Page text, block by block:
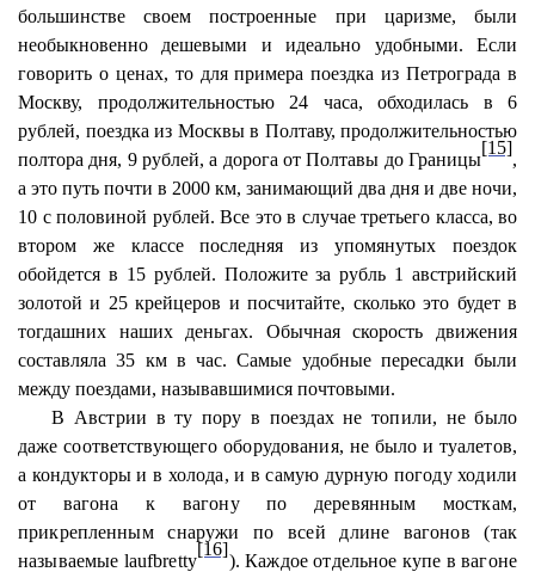
большинстве своем построенные при царизме, были
необыкновенно дешевыми и идеально удобными. Если
говорить о ценах, то для примера поездка из Петрограда в
Москву, продолжительностью 24 часа, обходилась в 6
рублей, поездка из Москвы в Полтаву, продолжительностью
полтора дня, 9 рублей, а дорога от Полтавы до Границы
[15]
,
а это путь почти в 2000 км, занимающий два дня и две ночи,
10 с половиной рублей. Все это в случае третьего класса, во
втором же классе последняя из упомянутых поездок
обойдется в 15 рублей. Положите за рубль 1 австрийский
золотой и 25 крейцеров и посчитайте, сколько это будет в
тогдашних наших деньгах. Обычная скорость движения
составляла 35 км в час. Самые удобные пересадки были
между поездами, называвшимися почтовыми.
В Австрии в ту пору в поездах не топили, не было
даже соответствующего оборудования, не было и туалетов,
а кондукторы и в холода, и в самую дурную погоду ходили
от вагона к вагону по деревянным мосткам,
прикрепленным снаружи по всей длине вагонов (так
называемые laufbretty
[16]
). Каждое отдельное купе в вагоне